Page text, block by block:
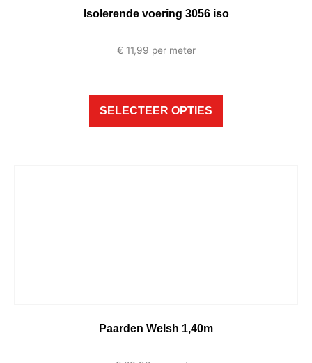
Isolerende voering 3056 iso
€ 11,99 per meter
Paarden Welsh 1,40m